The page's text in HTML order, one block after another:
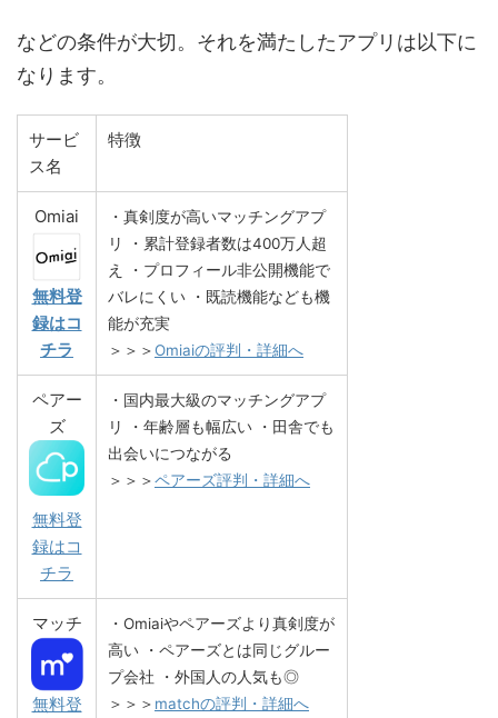
などの条件が大切。それを満たしたアプリは以下に
なります。
サービ
ス名
特徴
Omiai
無料登
録はコ
チラ
・真剣度が高いマッチングアプ
リ
・累計登録者数は400万人超
え
・プロフィール非公開機能で
バレにくい
・既読機能なども機
能が充実
＞＞＞Omiaiの評判・詳細へ
ペアー
ズ
無料登
録はコ
チラ
・国内最大級のマッチングアプ
リ
・年齢層も幅広い
・田舎でも
出会いにつながる
＞＞＞ペアーズ評判・詳細へ
マッチ
無料登
・Omiaiやペアーズより真剣度が
高い
・ペアーズとは同じグルー
プ会社
・外国人の人気も◎
＞＞＞ matchの評判・詳細へ